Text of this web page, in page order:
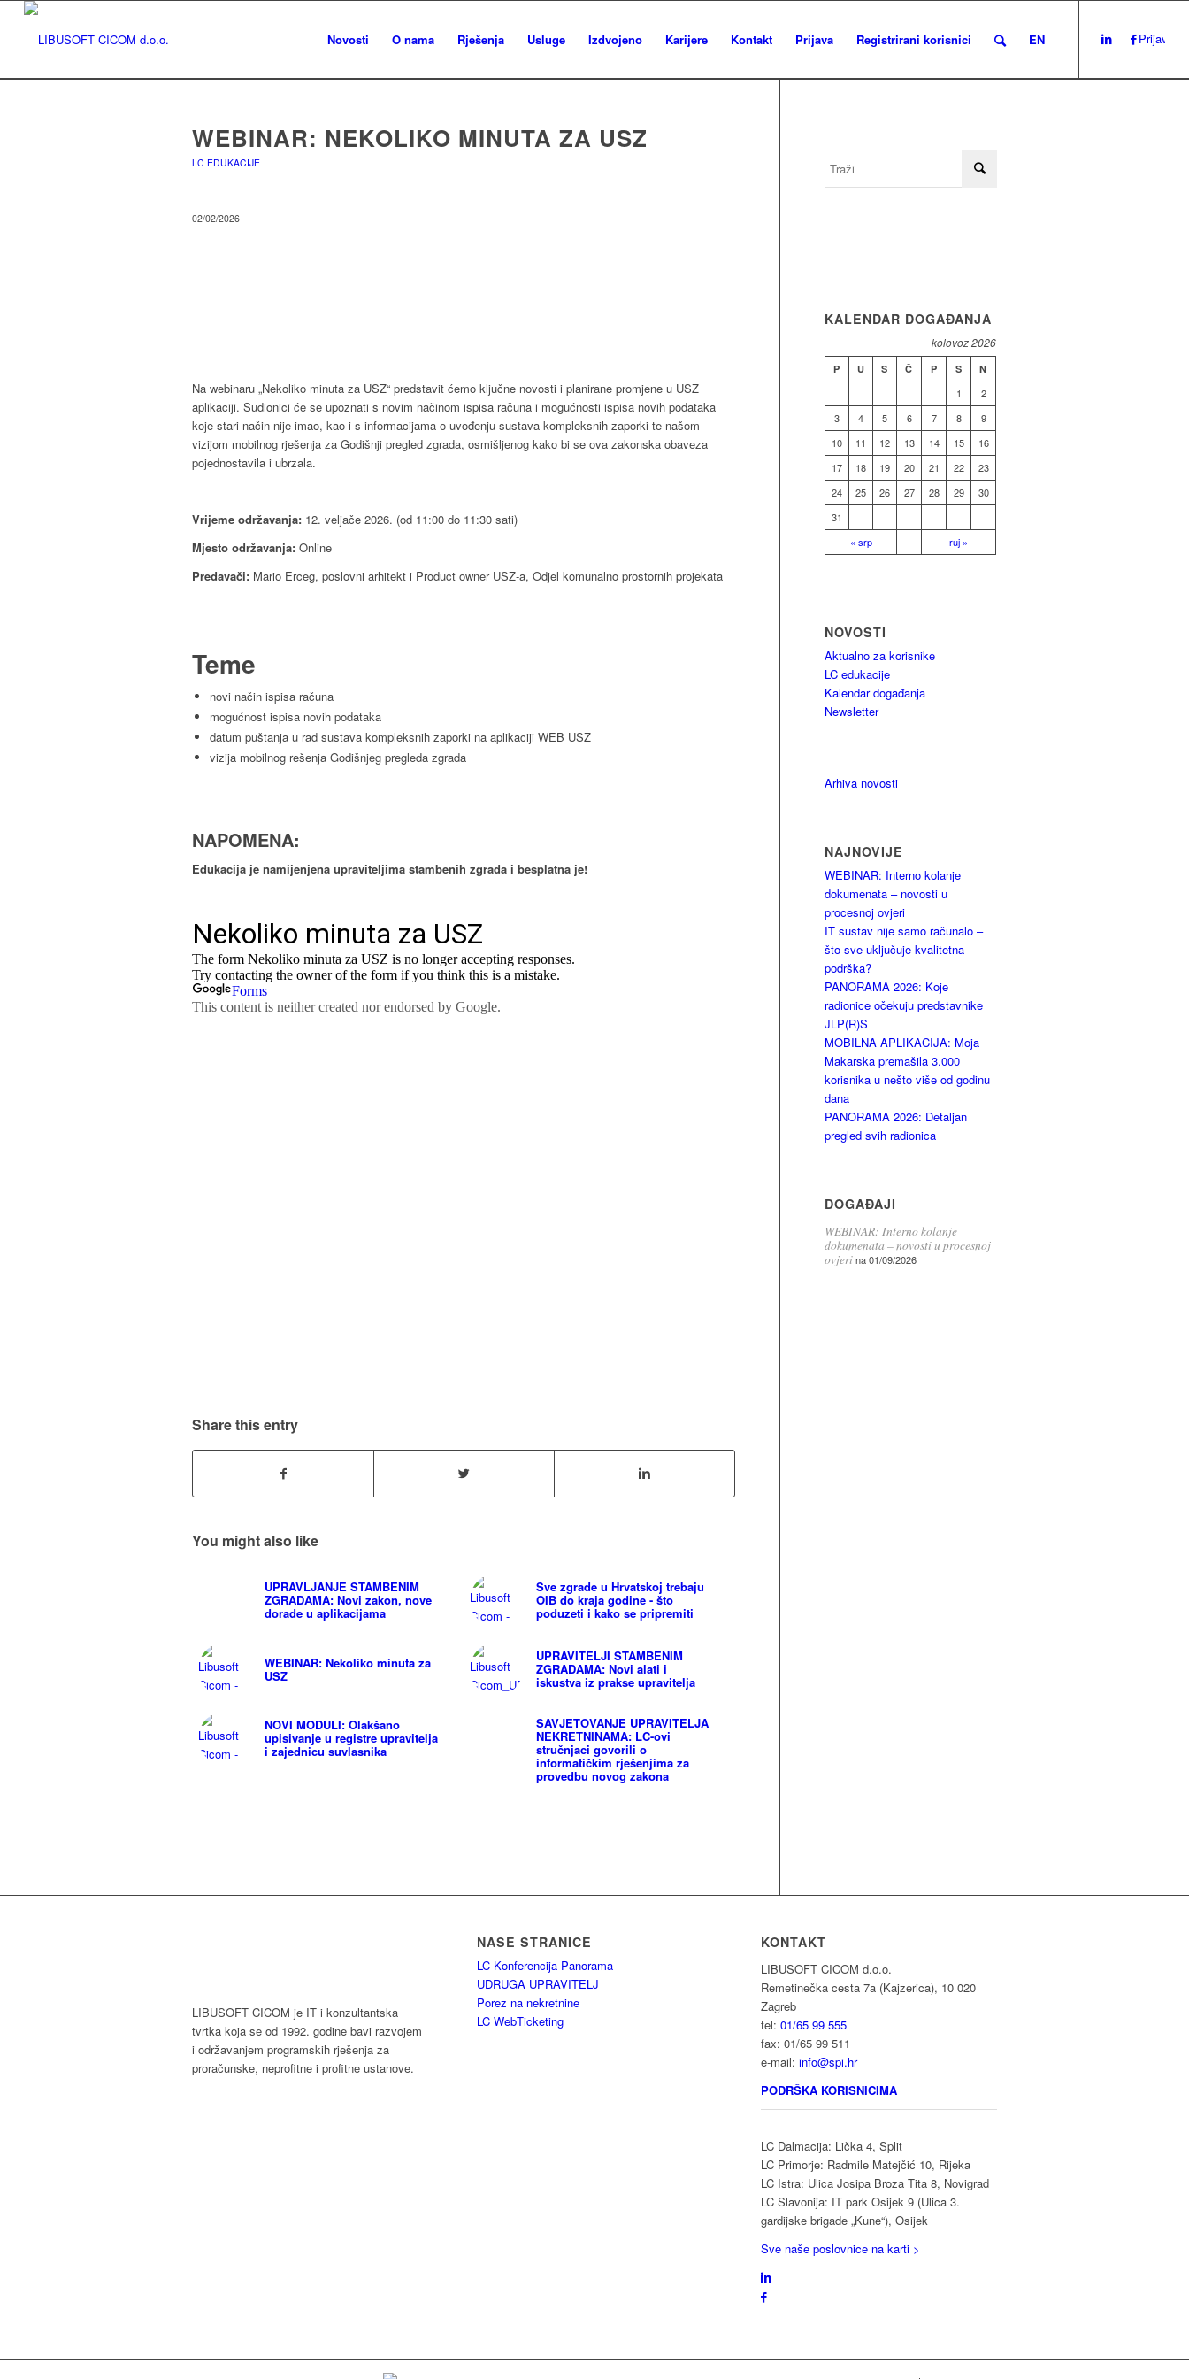
Novosti O nama Rješenja Usluge Izdvojeno Karijere Kontakt Prijava Registrirani korisnici EN Prijava
WEBINAR: NEKOLIKO MINUTA ZA USZ
LC EDUKACIJE
02/02/2026
Na webinaru „Nekoliko minuta za USZ“ predstavit ćemo ključne novosti i planirane promjene u USZ
aplikaciji. Sudionici će se upoznati s novim načinom ispisa računa i mogućnosti ispisa novih podataka
koje stari način nije imao, kao i s informacijama o uvođenju sustava kompleksnih zaporki te našom
vizijom mobilnog rješenja za Godišnji pregled zgrada, osmišljenog kako bi se ova zakonska obaveza
pojednostavila i ubrzala.
Vrijeme održavanja: 12. veljače 2026. (od 11:00 do 11:30 sati)
Mjesto održavanja: Online
Predavači: Mario Erceg, poslovni arhitekt i Product owner USZ-a, Odjel komunalno prostornih projekata
Teme
novi način ispisa računa
mogućnost ispisa novih podataka
datum puštanja u rad sustava kompleksnih zaporki na aplikaciji WEB USZ
vizija mobilnog rešenja Godišnjeg pregleda zgrada
NAPOMENA:
Edukacija je namijenjena upraviteljima stambenih zgrada i besplatna je!
Share this entry
You might also like
UPRAVLJANJE STAMBENIM
ZGRADAMA: Novi zakon, nove
dorade u aplikacijama
Sve zgrade u Hrvatskoj trebaju
OIB do kraja godine - što
poduzeti i kako se pripremiti
WEBINAR: Nekoliko minuta za
USZ
UPRAVITELJI STAMBENIM
ZGRADAMA: Novi alati i
iskustva iz prakse upravitelja
NOVI MODULI: Olakšano
upisivanje u registre upravitelja
i zajednicu suvlasnika
SAVJETOVANJE UPRAVITELJA
NEKRETNINAMA: LC-ovi
stručnjaci govorili o
informatičkim rješenjima za
provedbu novog zakona
KALENDAR DOGAĐANJA
kolovoz 2026
P U S Č P S N
1
2
3
4 5 6 7 8
9
10
11 12 13 14 15
16
17
18 19 20 21 22
23
24
25 26 27 28 29
30
31
« srp
ruj »
NOVOSTI
Aktualno za korisnike
LC edukacije
Kalendar događanja
Newsletter
Arhiva novosti
NAJNOVIJE
WEBINAR: Interno kolanje
dokumenata – novosti u
procesnoj ovjeri
IT sustav nije samo računalo –
što sve uključuje kvalitetna
podrška?
PANORAMA 2026: Koje
radionice očekuju predstavnike
JLP(R)S
MOBILNA APLIKACIJA: Moja
Makarska premašila 3.000
korisnika u nešto više od godinu
dana
PANORAMA 2026: Detaljan
pregled svih radionica
DOGAĐAJI
WEBINAR: Interno kolanje
dokumenata – novosti u procesnoj
ovjerina 01/09/2026
LIBUSOFT CICOM je IT i konzultantska
tvrtka koja se od 1992. godine bavi razvojem
i održavanjem programskih rješenja za
proračunske, neprofitne i profitne ustanove.
NAŠE STRANICE
LC Konferencija Panorama
UDRUGA UPRAVITELJ
Porez na nekretnine
LC WebTicketing
KONTAKT
LIBUSOFT CICOM d.o.o.
Remetinečka cesta 7a (Kajzerica), 10 020
Zagreb
tel:01/65 99 555
fax: 01/65 99 511
e-mail:info@spi.hr
PODRŠKA KORISNICIMA
LC Dalmacija: Lička 4, Split
LC Primorje: Radmile Matejčić 10, Rijeka
LC Istra: Ulica Josipa Broza Tita 8, Novigrad
LC Slavonija: IT park Osijek 9 (Ulica 3.
gardijske brigade „Kune“), Osijek
Sve naše poslovnice na karti >